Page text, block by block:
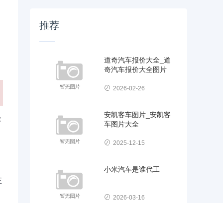
推荐
道奇汽车报价大全_道
奇汽车报价大全图片
2026-02-26
安凯客车图片_安凯客
车图片大全
2025-12-15
小米汽车是谁代工
2026-03-16